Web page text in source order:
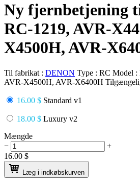
Ny fjernbetjening
RC-1219, AVR-
X4500H, AVR-
Til fabrikat : DENON Type : RC Model :
AVR-X4500H, AVR-X6400H
16.00 $ Standard v1
18.00 $ Luxury v2
Mængde
−
+
16.00 $
Læg i indkøbskurven